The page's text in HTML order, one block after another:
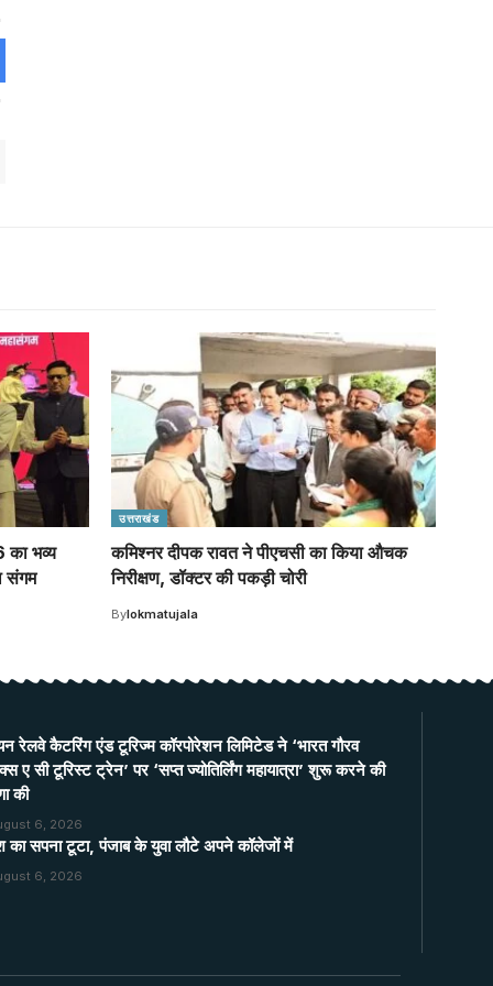
का भव्य
संगम
उत्तराखंड
कमिश्नर दीपक रावत ने पीएचसी का किया औचक
निरीक्षण, डॉक्टर की पकड़ी चोरी
Bylokmatujala
रेलवे कैटरिंग एंड टूरिज्म कॉरपोरेशन लिमिटेड ने ‘भारत गौरव
ए सी टूरिस्ट ट्रेन’ पर ‘सप्त ज्योतिर्लिंग महायात्रा’ शुरू करने की
की
6, 2026
का सपना टूटा, पंजाब के युवा लौटे अपने कॉलेजों में
6, 2026